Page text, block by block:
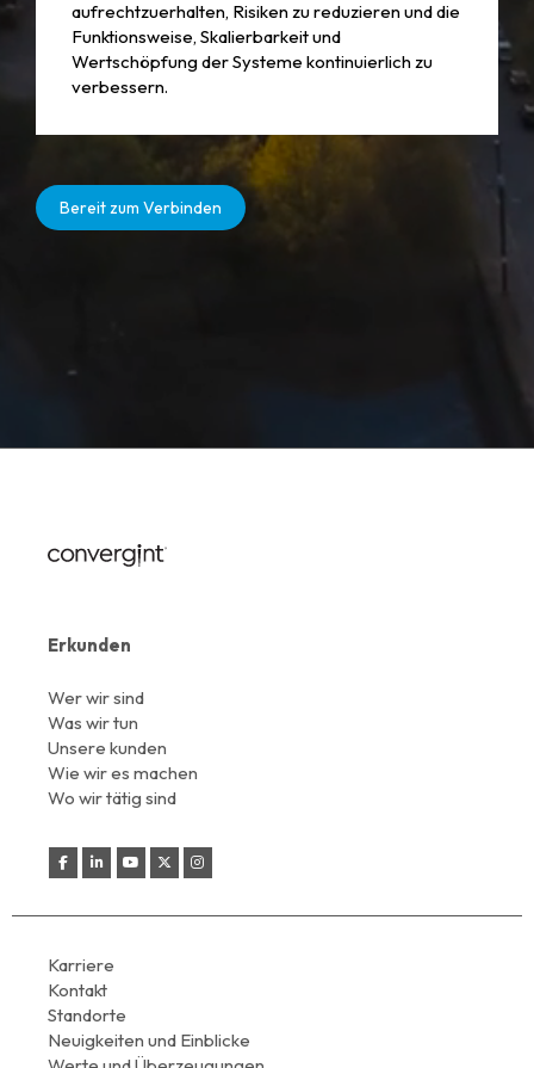
aufrechtzuerhalten, Risiken zu reduzieren und die
Funktionsweise, Skalierbarkeit und
Wertschöpfung der Systeme kontinuierlich zu
verbessern.
Bereit zum Verbinden
Erkunden
Wer wir sind
Was wir tun
Unsere kunden
Wie wir es machen
Wo wir tätig sind
Karriere
Kontakt
Standorte
Neuigkeiten und Einblicke